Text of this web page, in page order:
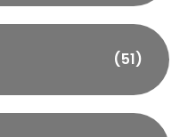
(51)